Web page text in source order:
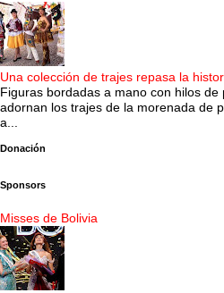
Una colección de trajes repasa la
Figuras bordadas a mano con hilos
adornan los trajes de la morenada de
a...
Donación
Sponsors
Misses de Bolivia